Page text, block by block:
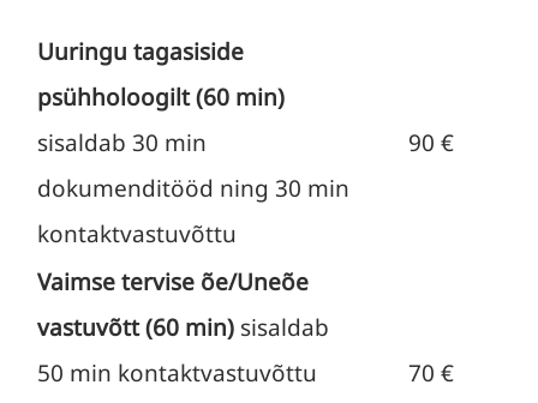
Uuringu tagasiside
psühholoogilt (60 min)
sisaldab 30 min
dokumenditööd ning 30 min
kontaktvastuvõttu
90 €
Vaimse tervise õe/Uneõe
vastuvõtt (60 min)sisaldab
50 min kontaktvastuvõttu
70 €